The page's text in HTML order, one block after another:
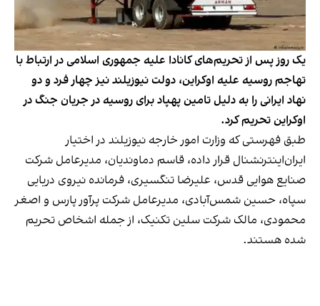
یک روز پس از تحریم‌های کانادا علیه جمهوری اسلامی در ارتباط با
تهاجم روسیه علیه اوکراین، دولت نیوزیلند نیز چهار فرد و دو
نهاد ایرانی را به دلیل تامین پهپاد برای روسیه در جریان جنگ در
اوکراین تحریم کرد.
طبق فهرستی که وزارت امور خارجه نیوزیلند در اختیار
ایران‌اینترنشنال قرار داده، قاسم دماوندیان، مدیرعامل شرکت
صنایع هوایی قدس، علیرضا تنگسیری، فرمانده نیروی دریایی
سپاه، حسین شمس‌آبادی، مدیرعامل شرکت پرآور پارس و اصغر
محمودی، مالک شرکت سلین تکنیک، از جمله اشخاص تحریم
شده هستند.